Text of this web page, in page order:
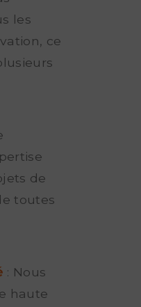
les
ce
de
toutes
: Nous
haute